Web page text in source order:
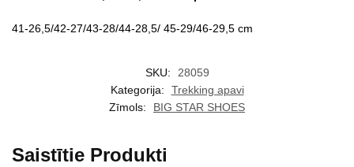
41-26,5/42-27/43-28/44-28,5/ 45-29/46-29,5 cm
SKU:
28059
Kategorija:
Trekking apavi
Zīmols:
BIG STAR SHOES
Saistītie Produkti